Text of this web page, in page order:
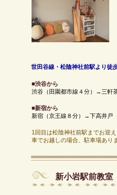
世田谷線・松陰神社前駅より徒
■渋谷から
渋谷（田園都市線４分）→三軒
■新宿から
新宿（京王線８分）→下高井戸
1回目は松陰神社前駅までお迎
車でお越しの場合、駐車場あり
新小岩駅前教室